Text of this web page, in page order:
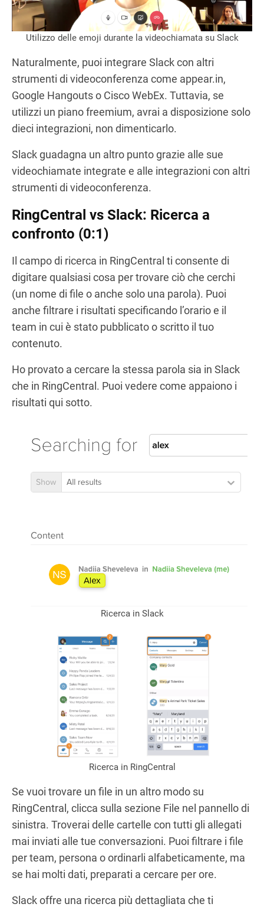
Utilizzo delle emoji durante la videochiamata su Slack
Naturalmente, puoi integrare Slack con altri
strumenti di videoconferenza come appear.in,
Google Hangouts o Cisco WebEx. Tuttavia, se
utilizzi un piano freemium, avrai a disposizione solo
dieci integrazioni, non dimenticarlo.
Slack guadagna un altro punto grazie alle sue
videochiamate integrate e alle integrazioni con altri
strumenti di videoconferenza.
RingCentral vs Slack: Ricerca a
confronto (0:1)
Il campo di ricerca in RingCentral ti consente di
digitare qualsiasi cosa per trovare ciò che cerchi
(un nome di file o anche solo una parola). Puoi
anche filtrare i risultati specificando l’orario e il
team in cui è stato pubblicato o scritto il tuo
contenuto.
Ho provato a cercare la stessa parola sia in Slack
che in RingCentral. Puoi vedere come appaiono i
risultati qui sotto.
Ricerca in Slack
Ricerca in RingCentral
Se vuoi trovare un file in un altro modo su
RingCentral, clicca sulla sezione File nel pannello di
sinistra. Troverai delle cartelle con tutti gli allegati
mai inviati alle tue conversazioni. Puoi filtrare i file
per team, persona o ordinarli alfabeticamente, ma
se hai molti dati, preparati a cercare per ore.
Slack offre una ricerca più dettagliata che ti